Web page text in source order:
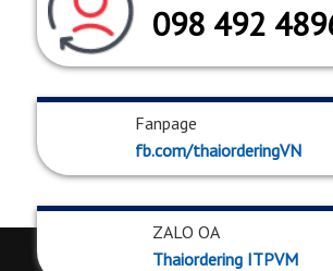
098 492
Fanpage
fb.com/thaiorderingVN
ZALO OA
Thaiordering ITPVM